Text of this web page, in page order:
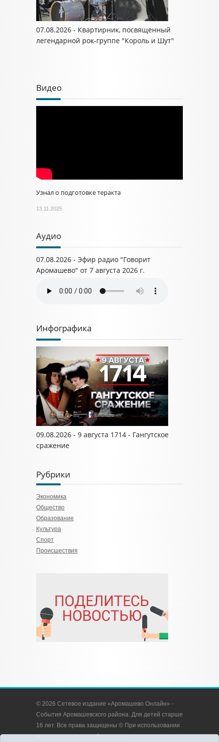
07.08.2026 - Квартирник, посвященный
легендарной рок-группе "Король и Шут"
Видео
Узнал о подготовке теракта
13.11.2025
Аудио
07.08.2026 - Эфир радио "Говорит
Аромашево" от 7 августа 2026 г.
Инфографика
09.08.2026 - 9 августа 1714 - Гангутское
сражение
Рубрики
Экономика
Общество
Образование
Культура
Спорт
Происшествия
© 2026 Сетевое издание «Аромашево Онлайн» -
События Аромашевского района. Для детей старше
16 лет. Все права защищены © При использовании
материалов ссылка обязательна.